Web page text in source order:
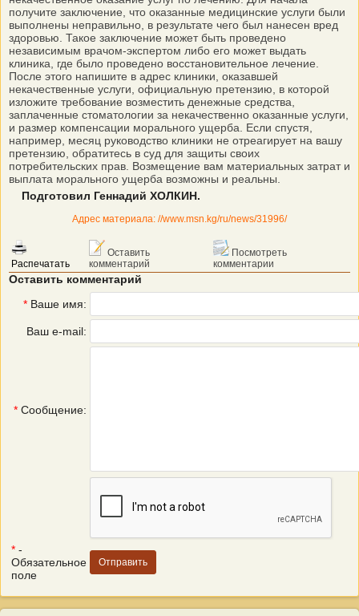
получите заключение, что оказанные медицинские услуги были
выполнены неправильно, в результате чего был нанесен вред
здоровью. Такое заключение может быть проведено
независимым врачом-экспертом либо его может выдать
клиника, где было проведено восстановительное лечение.
После этого напишите в адрес клиники, оказавшей
некачественные услуги, официальную претензию, в которой
изложите требование возместить денежные средства,
заплаченные стоматологии за некачественно оказанные услуги,
и размер компенсации морального ущерба. Если спустя,
например, месяц руководство клиники не отреагирует на вашу
претензию, обратитесь в суд для защиты своих
потребительских прав. Возмещение вам материальных затрат и
выплата морального ущерба возможны и реальны.
Подготовил Геннадий ХОЛКИН.
Адрес материала: //www.msn.kg/ru/news/31996/
Распечатать
Оставить
комментарий
Посмотреть
комментарии
Оставить комментарий
* Ваше имя:
Ваш e-mail:
* Сообщение:
* -
Обязательное
поле